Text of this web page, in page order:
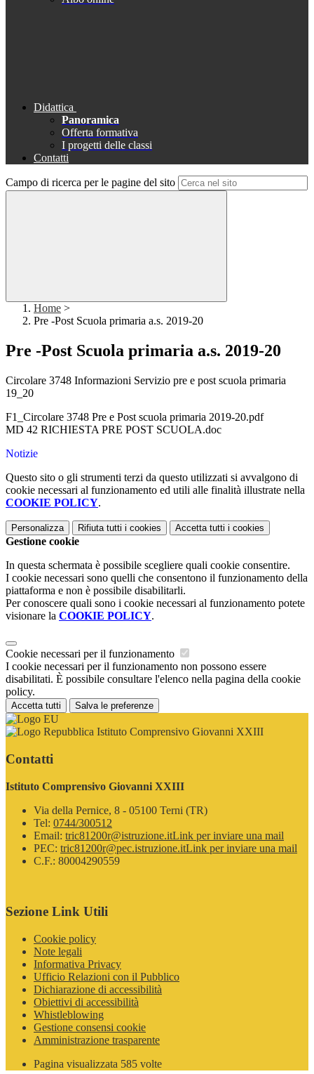
Didattica
Panoramica
Offerta formativa
I progetti delle classi
Contatti
Campo di ricerca per le pagine del sito
Home >
Pre -Post Scuola primaria a.s. 2019-20
Pre -Post Scuola primaria a.s. 2019-20
Circolare 3748 Informazioni Servizio pre e post scuola primaria
19_20
F1_Circolare 3748 Pre e Post scuola primaria 2019-20.pdf
MD 42 RICHIESTA PRE POST SCUOLA.doc
Notizie
Questo sito o gli strumenti terzi da questo utilizzati si avvalgono di
cookie necessari al funzionamento ed utili alle finalità illustrate nella
COOKIE POLICY.
Personalizza Rifiuta tutti i cookies Accetta tutti i cookies
Gestione cookie
In questa schermata è possibile scegliere quali cookie consentire.
I cookie necessari sono quelli che consentono il funzionamento della
piattaforma e non è possibile disabilitarli.
Per conoscere quali sono i cookie necessari al funzionamento potete
visionare la COOKIE POLICY.
Cookie necessari per il funzionamento
I cookie necessari per il funzionamento non possono essere
disabilitati. È possibile consultare l'elenco nella pagina della cookie
policy.
Accetta tutti Salva le preferenze
Istituto Comprensivo Giovanni XXIII
Contatti
Istituto Comprensivo Giovanni XXIII
Via della Pernice, 8 - 05100 Terni (TR)
Tel: 0744/300512
Email: tric81200r@istruzione.itLink per inviare una mail
PEC: tric81200r@pec.istruzione.itLink per inviare una mail
C.F.: 80004290559
Sezione Link Utili
Cookie policy
Note legali
Informativa Privacy
Ufficio Relazioni con il Pubblico
Dichiarazione di accessibilità
Obiettivi di accessibilità
Whistleblowing
Gestione consensi cookie
Amministrazione trasparente
Pagina visualizzata 585 volte